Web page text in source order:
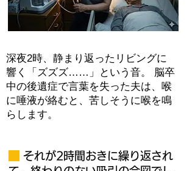
深夜2時、静まり返ったリビングに
響く「ズズズ……」という音。 脳卒
中の後遺症で言葉を失った夫は、喉
に唾液が絡むと、苦しそうに喉を鳴
らします。
それが2時間おきに繰り返され